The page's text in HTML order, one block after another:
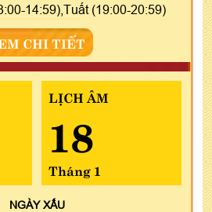
14:59),Tuất (19:00-20:59)
CHI TIẾT
LỊCH ÂM
18
Tháng 1
NGÀYXẤU